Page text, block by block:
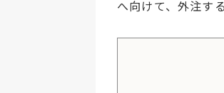
へ向けて、外注す